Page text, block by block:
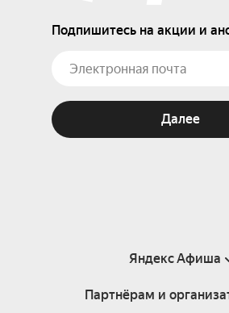
Подпишитесь на акции и
Далее
Яндекс Афиша
Справка
Партнёрам и